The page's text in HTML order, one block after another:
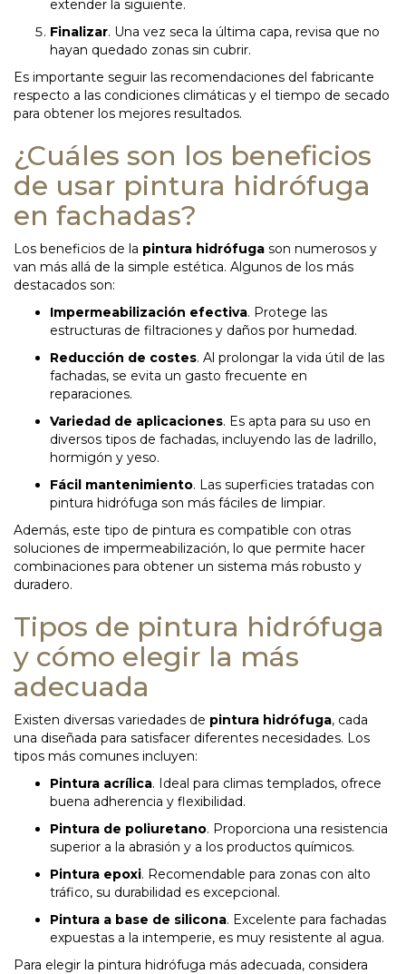
extender la siguiente.
Finalizar. Una vez seca la última capa, revisa que no
hayan quedado zonas sin cubrir.
Es importante seguir las recomendaciones del fabricante
respecto a las condiciones climáticas y el tiempo de secado
para obtener los mejores resultados.
¿Cuáles son los beneficios
de usar pintura hidrófuga
en fachadas?
Los beneficios de la pintura hidrófuga son numerosos y
van más allá de la simple estética. Algunos de los más
destacados son:
Impermeabilización efectiva. Protege las
estructuras de filtraciones y daños por humedad.
Reducción de costes. Al prolongar la vida útil de las
fachadas, se evita un gasto frecuente en
reparaciones.
Variedad de aplicaciones. Es apta para su uso en
diversos tipos de fachadas, incluyendo las de ladrillo,
hormigón y yeso.
Fácil mantenimiento. Las superficies tratadas con
pintura hidrófuga son más fáciles de limpiar.
Además, este tipo de pintura es compatible con otras
soluciones de impermeabilización, lo que permite hacer
combinaciones para obtener un sistema más robusto y
duradero.
Tipos de pintura hidrófuga
y cómo elegir la más
adecuada
Existen diversas variedades de pintura hidrófuga, cada
una diseñada para satisfacer diferentes necesidades. Los
tipos más comunes incluyen:
Pintura acrílica. Ideal para climas templados, ofrece
buena adherencia y flexibilidad.
Pintura de poliuretano. Proporciona una resistencia
superior a la abrasión y a los productos químicos.
Pintura epoxi. Recomendable para zonas con alto
tráfico, su durabilidad es excepcional.
Pintura a base de silicona. Excelente para fachadas
expuestas a la intemperie, es muy resistente al agua.
Para elegir la pintura hidrófuga más adecuada, considera